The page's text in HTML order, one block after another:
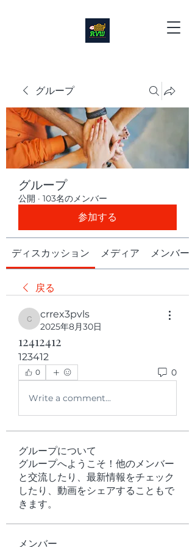
グループ
グループ
公開 · 103名のメンバー
参加する
ディスカッション メディア メンバー
戻る
crrex3pvls
crrex3pvls
2025年8月30日
12412412
123412
0 0
Write a comment...
グループについて
グループへようこそ！他のメンバー
と交流したり、最新情報をチェック
したり、動画をシェアすることもで
きます。
メンバー